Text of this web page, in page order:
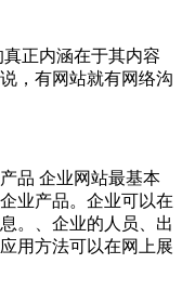
正内涵在于其内容
，有网站就有网络沟
品 企业网站最基本
业产品。企业可以在
。、企业的人员、出
用方法可以在网上展